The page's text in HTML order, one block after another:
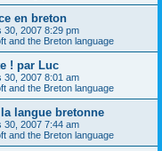
en breton
30, 2007 8:29 pm
and the Breton language
! par Luc
30, 2007 8:01 am
and the Breton language
langue bretonne
30, 2007 7:44 am
and the Breton language